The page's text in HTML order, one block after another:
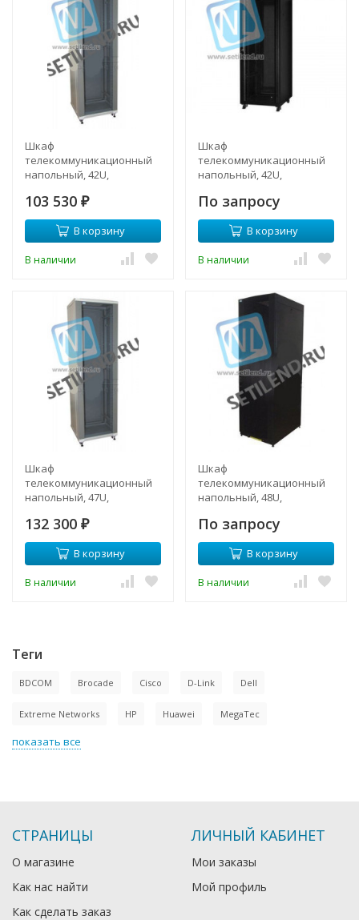
Шкаф
телекоммуникационный
напольный, 42U,
103 530 ₽
В корзину
В наличии
Шкаф
телекоммуникационный
напольный, 42U,
(перфорированные
двери)
По запросу
В корзину
В наличии
Шкаф
телекоммуникационный
напольный, 47U,
132 300 ₽
В корзину
В наличии
Шкаф
телекоммуникационный
напольный, 48U,
По запросу
В корзину
В наличии
Теги
BDCOM Brocade Cisco D-Link Dell
Extreme Networks HP Huawei MegaTec
показать все
СТРАНИЦЫ
О магазине
Как нас найти
Как сделать заказ
ЛИЧНЫЙ КАБИНЕТ
Мои заказы
Мой профиль